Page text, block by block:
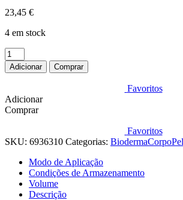
23,45 €
4 em stock
Quantidade
de
Atoderm
Baume
200
Adicionar Comprar
Favoritos
Adicionar
Comprar
Favoritos
SKU: 6936310 Categorias: BiodermaCorpo
Modo de Aplicação
Condições de Armazenamento
Volume
Descrição